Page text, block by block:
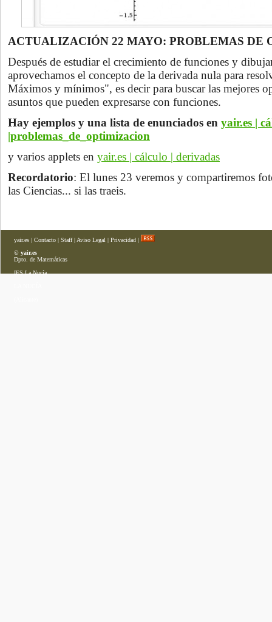
ACTUALIZACIÓN 22 MAYO: PROBLEMAS DE
Después de estudiar el crecimiento de funciones y
aprovechamos el concepto de la derivada nula para
Máximos y mínimos", es decir para buscar las mejores
asuntos que pueden expresarse con funciones.
Hay ejemplos y una lista de enunciados en yair.es |
|problemas_de_optimizacion
y varios applets en yair.es | cálculo | derivadas
Recordatorio: El lunes 23 veremos y compartiremos
las Ciencias... si las traeis.
yair.es | Contacto | Staff| Aviso Legal | Privacidad |
© yair.es
Dpto. de Matemáticas
IES La Nucía